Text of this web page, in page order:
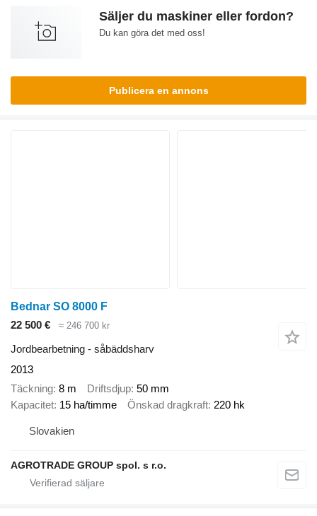
Säljer du maskiner eller fordon?
Du kan göra det med oss!
Publicera en annons
Bednar SO 8000 F
22 500 €
≈ 246 700 kr
Jordbearbetning - såbäddsharv
2013
Täckning 8 m Driftsdjup 50 mm
Kapacitet 15 ha/timme Önskad dragkraft 220 hk
Slovakien
AGROTRADE GROUP spol. s r.o.